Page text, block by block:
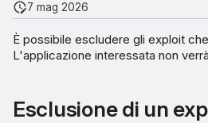
7 mag 2026
È possibile escludere gli exploit
L'applicazione interessata non
Esclusione di un